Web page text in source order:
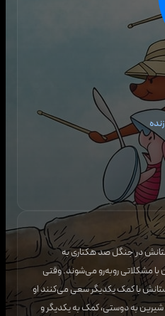
در جنگل صد هکتاری به
مشکلاتی روبه‌رو می‌شوند. وقتی
با کمک یکدیگر سعی می‌کنند او
شیرین به دوستی، کمک به یکدیگر و